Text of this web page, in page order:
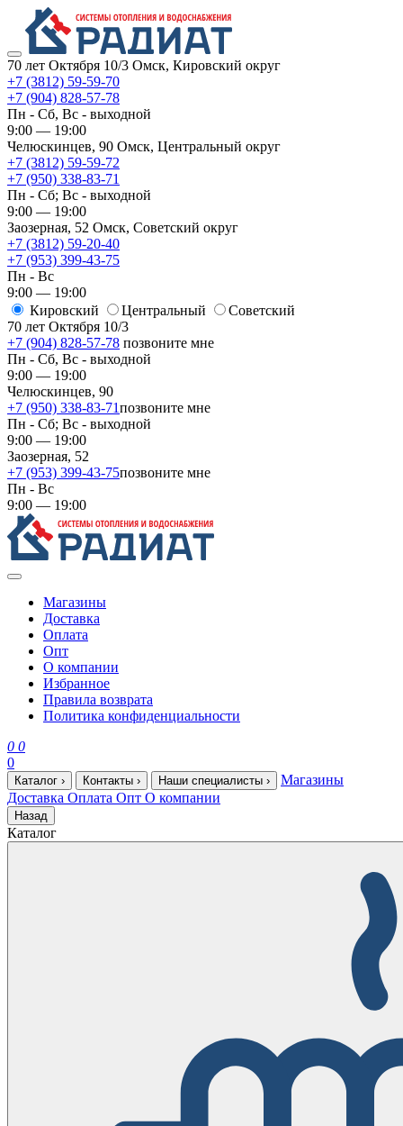
70 лет Октября 10/3 Омск, Кировский округ
+7 (3812) 59-59-70
+7 (904) 828-57-78
Пн - Сб, Вс - выходной
9:00 — 19:00
Челюскинцев, 90 Омск, ​Центральный округ
+7 (3812) 59-59-72
+7 (950) 338-83-71
Пн - Сб; Вс - выходной
9:00 — 19:00
Заозерная, 52 Омск, ​Советский округ
+7 (3812) 59-20-40
+7 (953) 399-43-75
Пн - Вс
9:00 — 19:00
Кировский
​Центральный
​Советский
70 лет Октября 10/3
+7 (904) 828-57-78 позвоните мне
Пн - Сб, Вс - выходной
9:00 — 19:00
Челюскинцев, 90
+7 (950) 338-83-71позвоните мне
Пн - Сб; Вс - выходной
9:00 — 19:00
Заозерная, 52
+7 (953) 399-43-75позвоните мне
Пн - Вс
9:00 — 19:00
Магазины
Доставка
Оплата
Опт
О компании
Избранное
Правила возврата
Политика конфиденциальности
0 0
0
Каталог › Контакты › Наши специалисты ›
Магазины
Доставка Оплата Опт О компании
Назад
Каталог